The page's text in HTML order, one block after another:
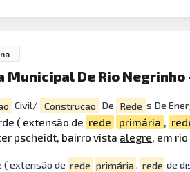
De Rio Negrinho
Civil/ Construcao De Rede s De
( extensão de rede primária ,
pscheidt, bairro vista alegre, em
( extensão de rede primária, rede de